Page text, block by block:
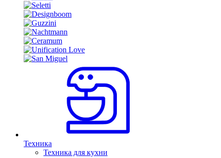
Техника
Техника для кухни